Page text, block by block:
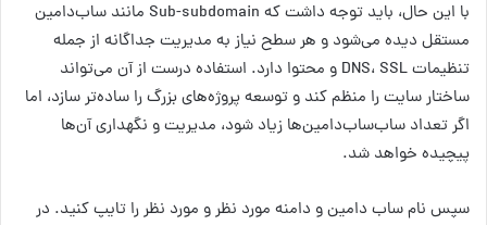
با این حال، باید توجه داشت که Sub-subdomain مانند ساب‌دامین
مستقل دیده می‌شود و هر سطح نیاز به مدیریت جداگانه از جمله
تنظیمات DNS، SSL و محتوا دارد. استفاده درست از آن می‌تواند
ساختار سایت را منظم کند و توسعه پروژه‌های بزرگ را ساده‌تر سازد، اما
اگر تعداد ساب‌ساب‌دامین‌ها زیاد شود، مدیریت و نگهداری آن‌ها
پیچیده خواهد شد.
سپس نام ساب دامین و دامنه مورد نظر و مورد نظر را تایپ کنید. در